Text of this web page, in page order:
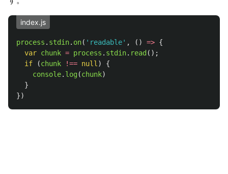
index.js
process . stdin. on( ' readable' , () => {
var chunk = process . stdin. read ();
if
(chunk !== null )
{
console. log(chunk)
}
})